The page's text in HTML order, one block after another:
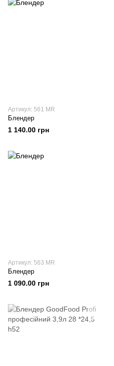
Артикул: 561 MR
Блендер
1 140.00 грн
Артикул: 563 MR
Блендер
1 090.00 грн